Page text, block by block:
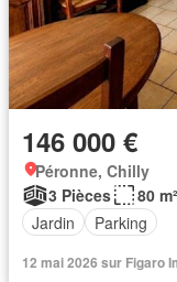
146 000 €
Péronne, Chilly
3 Pièces
80 m²
Jardin
Parking
12 mai 2026 sur Figaro